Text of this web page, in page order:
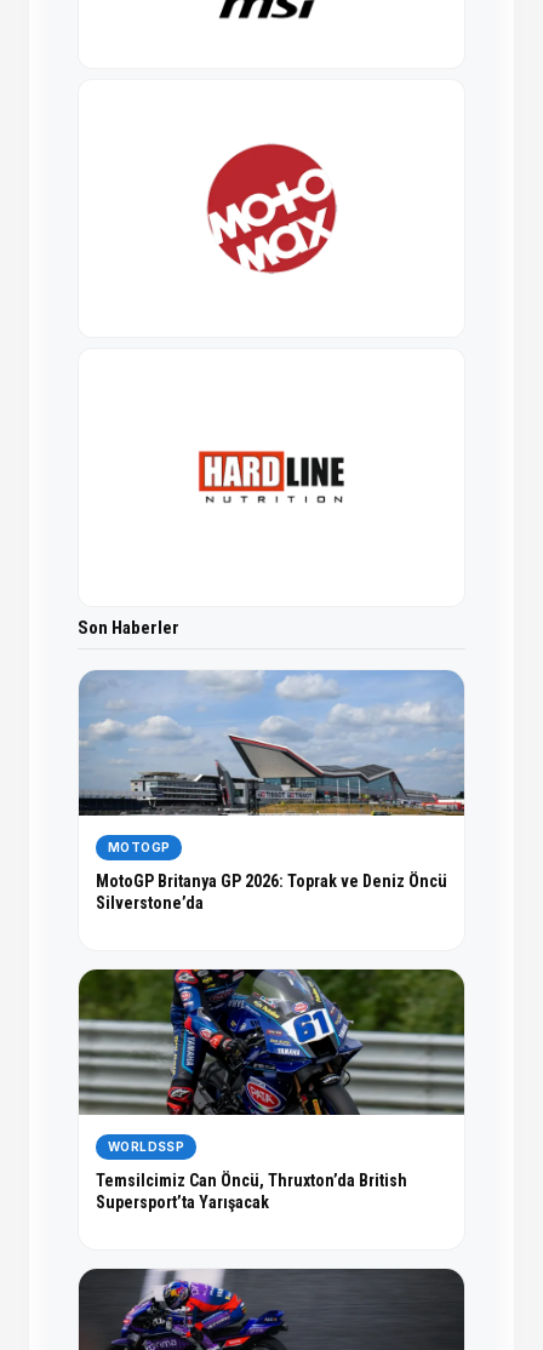
Son Haberler
MOTOGP
MotoGP Britanya GP 2026: Toprak ve Deniz Öncü
Silverstone’da
WORLDSSP
Temsilcimiz Can Öncü, Thruxton’da British
Supersport’ta Yarışacak